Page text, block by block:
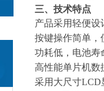
三、技术特点
产品采用轻便设
按键操作简单，
功耗低，电池寿
高性能单片机数
采用大尺寸LCD